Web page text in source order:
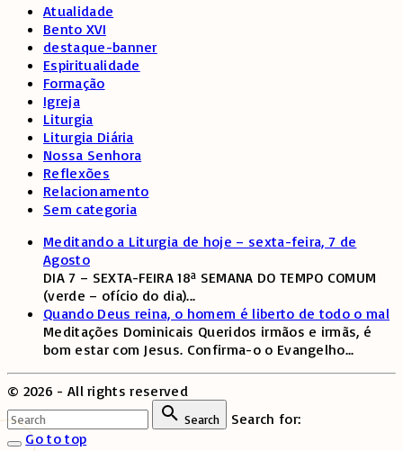
Atualidade
Bento XVI
destaque-banner
Espiritualidade
Formação
Igreja
Liturgia
Liturgia Diária
Nossa Senhora
Reflexões
Relacionamento
Sem categoria
Meditando a Liturgia de hoje – sexta-feira, 7 de
Agosto
DIA 7 – SEXTA-FEIRA 18ª SEMANA DO TEMPO COMUM
(verde – ofício do dia)...
Quando Deus reina, o homem é liberto de todo o mal
Meditações Dominicais Queridos irmãos e irmãs, é
bom estar com Jesus. Confirma-o o Evangelho...
© 2026 - All rights reserved
Search
Search for:
Go to top